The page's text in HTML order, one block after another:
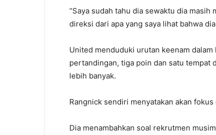
“Saya sudah tahu dia sewaktu dia
direksi dari apa yang saya lihat bahwa
United menduduki urutan keenam
pertandingan, tiga poin dan satu tempat
lebih banyak.
Rangnick sendiri menyatakan akan
Dia menambahkan soal rekrutmen